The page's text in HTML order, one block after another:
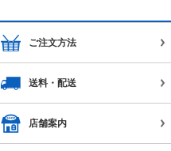
ご注文方法
送料・配送
店舗案内